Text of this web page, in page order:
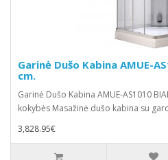
Garinė Dušo Kabina AMUE-
cm.
Garinė Dušo Kabina AMUE-AS1010
kokybės Masažinė dušo kabina su
3,828.95€